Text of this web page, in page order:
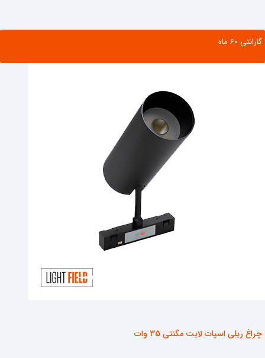
گارانتی ‌60 ماه
چراغ ریلی اسپات لایت مگنتی 35 وات